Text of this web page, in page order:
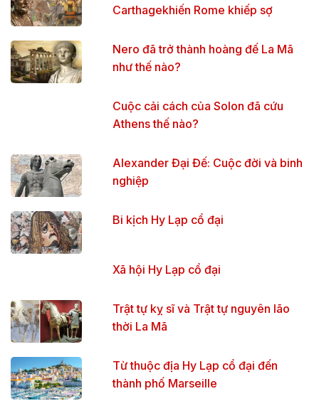
Carthagekhiến Rome khiếp sợ
Nero đã trở thành hoàng đế La Mã
như thế nào?
Cuộc cải cách của Solon đã cứu
Athens thế nào?
Alexander Đại Đế: Cuộc đời và binh
nghiệp
Bi kịch Hy Lạp cổ đại
Xã hội Hy Lạp cổ đại
Trật tự kỵ sĩ và Trật tự nguyên lão
thời La Mã
Từ thuộc địa Hy Lạp cổ đại đến
thành phố Marseille